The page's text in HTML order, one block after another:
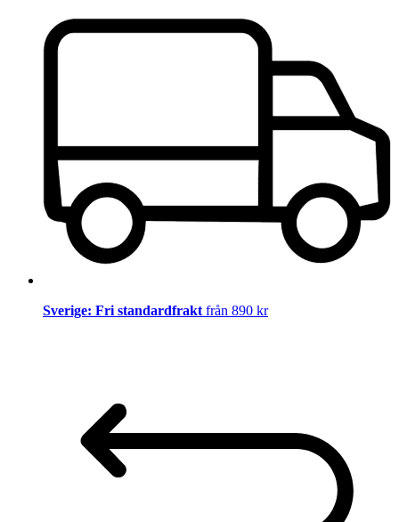
Sverige: Fri standardfrakt från 890 kr